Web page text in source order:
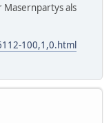
Masernpartys als
100,1,0.html